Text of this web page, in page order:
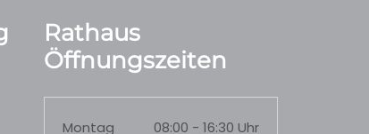
Rathaus
Öffnungszeiten
Montag
08:00 - 16:30 Uhr